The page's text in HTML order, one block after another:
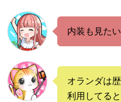
内装も見た
オランダは
利用してる